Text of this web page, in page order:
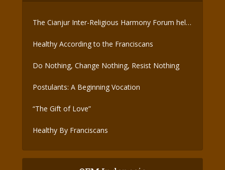
The Cianjur Inter-Religious Harmony Forum held
Healthy According to the Franciscans
Do Nothing, Change Nothing, Resist Nothing
Postulants: A Beginning Vocation
“The Gift of Love”
Healthy By Franciscans